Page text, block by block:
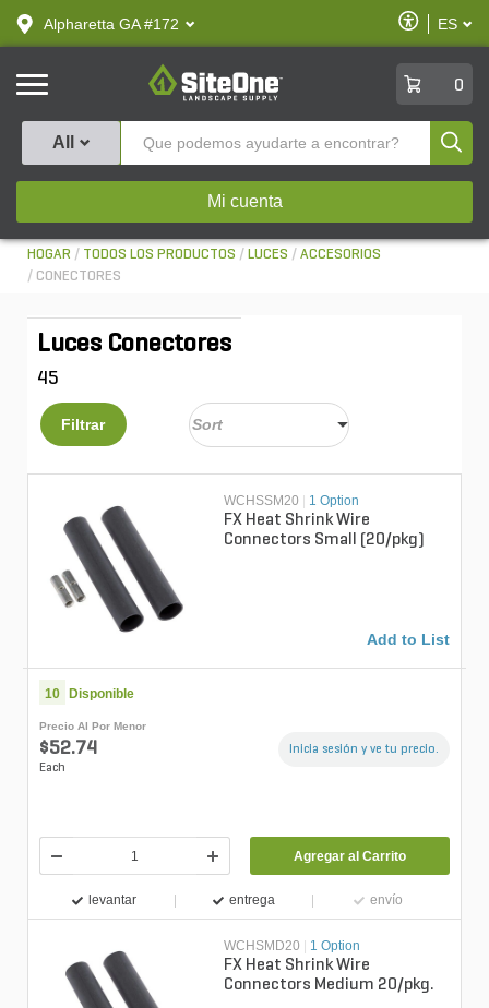
text.skipToContent
text.skipToNavigation
Alpharetta GA #172
Habilitar
ES
SiteOne
0
All
Mi cuenta
HOGAR TODOS LOS PRODUCTOS LUCES
ACCESORIOS
CONECTORES
Luces Conectores
45
Filtrar
WCHSSM20 1 Option
FX Heat Shrink Wire
Connectors Small (20/pkg)
Add to List
10 Disponible
Precio Al Por Menor
$52.74
Each
Inicia sesión y ve tu precio.
Agregar al Carrito
levantar entrega envío
WCHSMD20 | 1 Option
FX Heat Shrink Wire
Connectors Medium 20/pkg.